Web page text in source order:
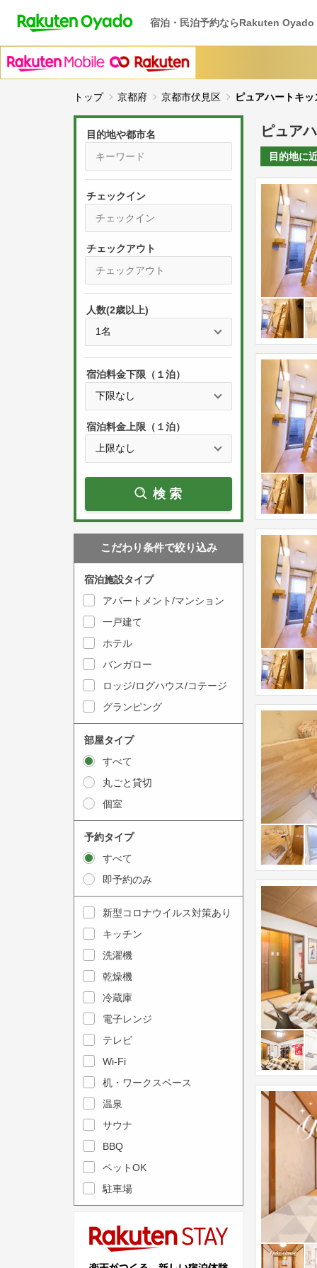
宿泊・民泊予約ならRakuten Oyado
トップ 京都府 京都市伏見区 ピュアハートキ
目的地や都市名
チェックイン
r
s
s
e
w
a
r
w
e
t
o
t
e
a
c
t
w
i
t
h
c
a
l
n
d
a
r
a
n
s
e
l
c
P
r
s
t
e
w
a
r
w
k
t
o
n
t
e
r
a
c
w
i
t
h
t
h
c
a
l
e
n
d
r
a
n
s
e
e
人数(2歳以上)
宿泊料金下限（１泊）
宿泊料金上限（１泊）
検索
こだわり条件で絞り込み
宿泊施設タイプ
アパートメント/マンション
一戸建て
ホテル
バンガロー
ロッジ/ログハウス/コテージ
グランピング
部屋タイプ
すべて
丸ごと貸切
個室
予約タイプ
すべて
即予約のみ
新型コロナウイルス対策あり
キッチン
洗濯機
乾燥機
冷蔵庫
電子レンジ
テレビ
Wi-Fi
机・ワークスペース
温泉
サウナ
BBQ
ペットOK
駐車場
ピュア
目的地に